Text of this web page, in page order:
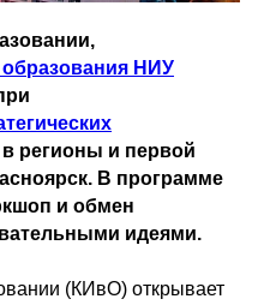
образования НИУ
в регионы и первой
В программе
и обмен
идеями.
(КИвО) открывает